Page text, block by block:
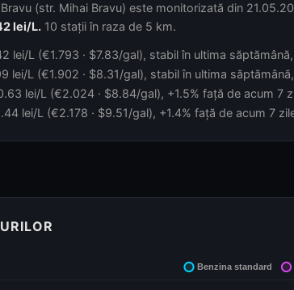
(str. Mihai Bravu) este monitorizată din
lei/L. 10 stații în raza de 5 km.
lei/L (€1.793 · $7.83/gal), stabil în ultima
lei/L (€1.902 · $8.31/gal), stabil în ultima
lei/L (€2.024 · $8.84/gal), +1.5% față de acum 7
lei/L (€2.178 · $9.51/gal), +1.4% față de acum 7